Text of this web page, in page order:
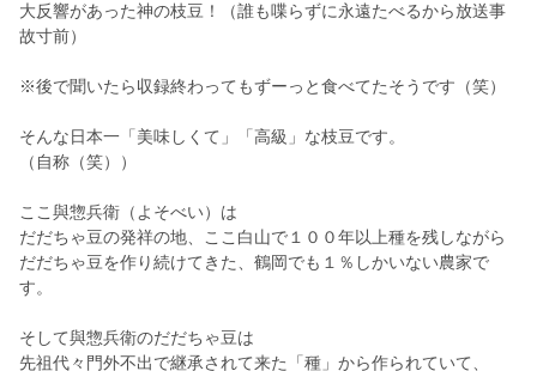
大反響があった神の枝豆！（誰も喋らずに永遠たべるから放送事
故寸前）
※後で聞いたら収録終わってもずーっと食べてたそうです（笑）
そんな日本一「美味しくて」「高級」な枝豆です。
（自称（笑））
ここ與惣兵衛（よそべい）は
だだちゃ豆の発祥の地、ここ白山で１００年以上種を残しながら
だだちゃ豆を作り続けてきた、鶴岡でも１％しかいない農家で
す。
そして與惣兵衛のだだちゃ豆は
先祖代々門外不出で継承されて来た「種」から作られていて、